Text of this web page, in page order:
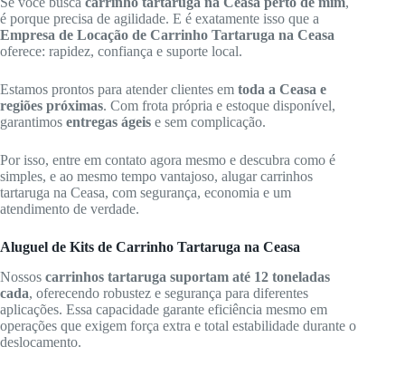
é porque precisa de agilidade. E é exatamente isso que a
Empresa de Locação de Carrinho Tartaruga na Ceasa
oferece: rapidez, confiança e suporte local.
Estamos prontos para atender clientes em toda a Ceasa e
regiões próximas. Com frota própria e estoque disponível,
garantimos entregas ágeis e sem complicação.
Por isso, entre em contato agora mesmo e descubra como é
simples, e ao mesmo tempo vantajoso, alugar carrinhos
tartaruga na Ceasa, com segurança, economia e um
atendimento de verdade.
Aluguel de Kits de Carrinho Tartaruga na Ceasa
Nossos carrinhos tartaruga suportam até 12 toneladas
cada, oferecendo robustez e segurança para diferentes
aplicações. Essa capacidade garante eficiência mesmo em
operações que exigem força extra e total estabilidade durante o
deslocamento.